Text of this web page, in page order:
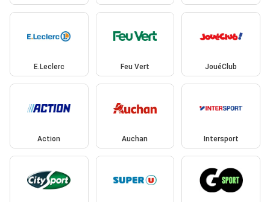
E.Leclerc Feu Vert JouéClub
Action Auchan Intersport